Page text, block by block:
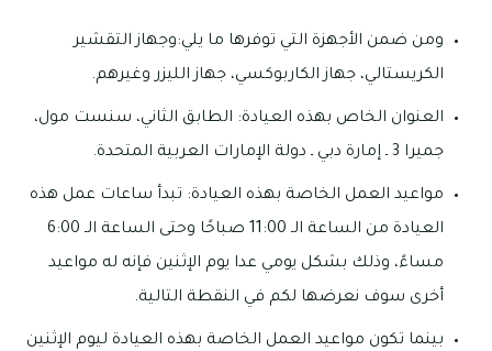
ومن ضمن الأجهزة التي توفرها ما يلي:وجهاز التقشير
الكريستالي، جهاز الكاربوكسي، جهاز الليزر وغيرهم.
العنوان الخاص بهذه العيادة: الطابق الثاني، سنست مول،
جميرا 3 ـ إمارة دبي ـ دولة الإمارات العربية المتحدة.
مواعيد العمل الخاصة بهذه العيادة: تبدأ ساعات عمل هذه
العيادة من الساعة الـ 11:00 صباحًا وحتى الساعة الـ 6:00
مساءً، وذلك بشكل يومي عدا يوم الإثنين فإنه له مواعيد
أخرى سوف نعرضها لكم في النقطة التالية.
بينما تكون مواعيد العمل الخاصة بهذه العيادة ليوم الإثنين